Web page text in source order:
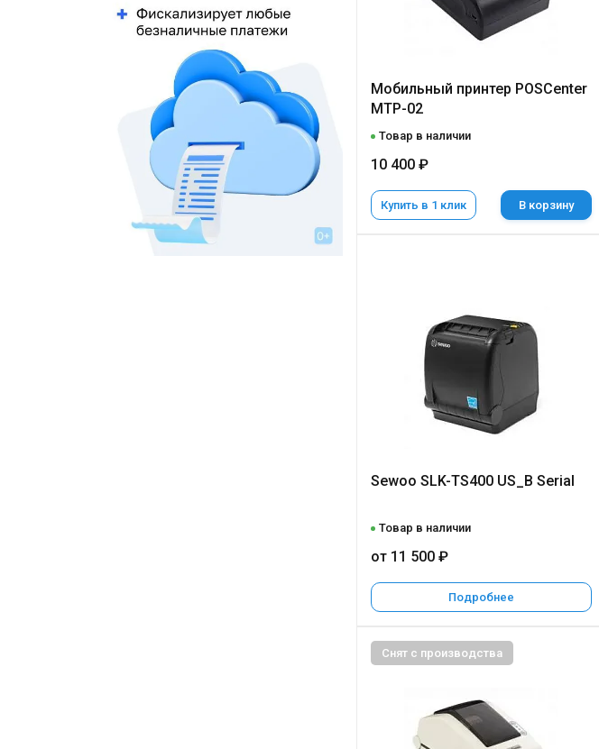
Мобильный принтер POSCenter
MTP-02
Товар в наличии
10 400 ₽
Купить в 1 клик В корзину
Sewoo SLK-TS400 US_B Serial
Товар в наличии
от 11 500 ₽
Подробнее
Снят с производства